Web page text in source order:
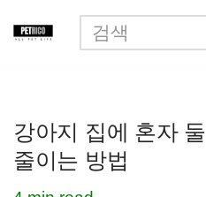
로
건
강아지 집에 혼자
줄이는 방법